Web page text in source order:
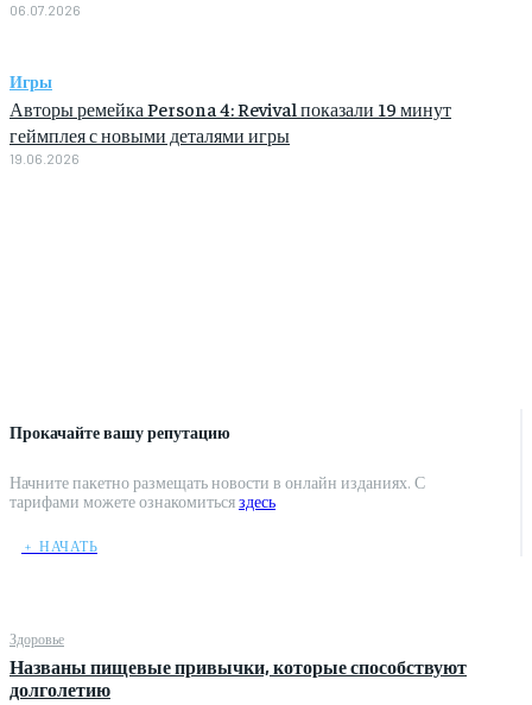
Прокачайте вашу репутацию
Начните пакетно размещать новости в онлайн изданиях. С
тарифами можете ознакомитьсяздесь
﹢ НАЧАТЬ
Здоровье
Названы пищевые привычки, которые способствуют
долголетию
06.07.2026
Игры
Авторы ремейка Persona 4: Revival показали 19 минут
геймплея с новыми деталями игры
19.06.2026